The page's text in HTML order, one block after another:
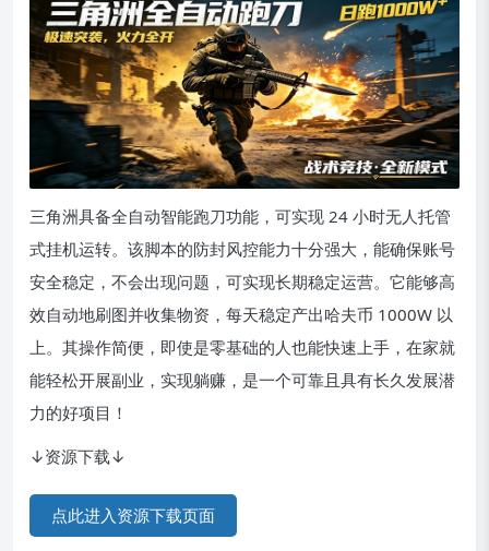
三角洲具备全自动智能跑刀功能，可实现 24 小时无人托管
式挂机运转。该脚本的防封风控能力十分强大，能确保账号
安全稳定，不会出现问题，可实现长期稳定运营。它能够高
效自动地刷图并收集物资，每天稳定产出哈夫币 1000W 以
上。其操作简便，即使是零基础的人也能快速上手，在家就
能轻松开展副业，实现躺赚，是一个可靠且具有长久发展潜
力的好项目！
↓资源下载↓
点此进入资源下载页面